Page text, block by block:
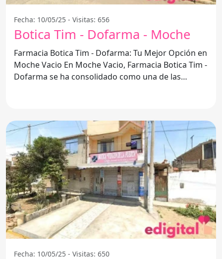
Fecha: 10/05/25 - Visitas: 656
Botica Tim - Dofarma - Moche
Farmacia Botica Tim - Dofarma: Tu Mejor Opción en
Moche Vacio En Moche Vacio, Farmacia Botica Tim -
Dofarma se ha consolidado como una de las
Fecha: 10/05/25 - Visitas: 650